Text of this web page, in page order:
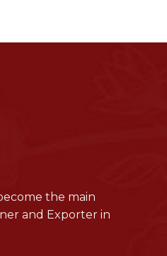
the main
and Exporter in